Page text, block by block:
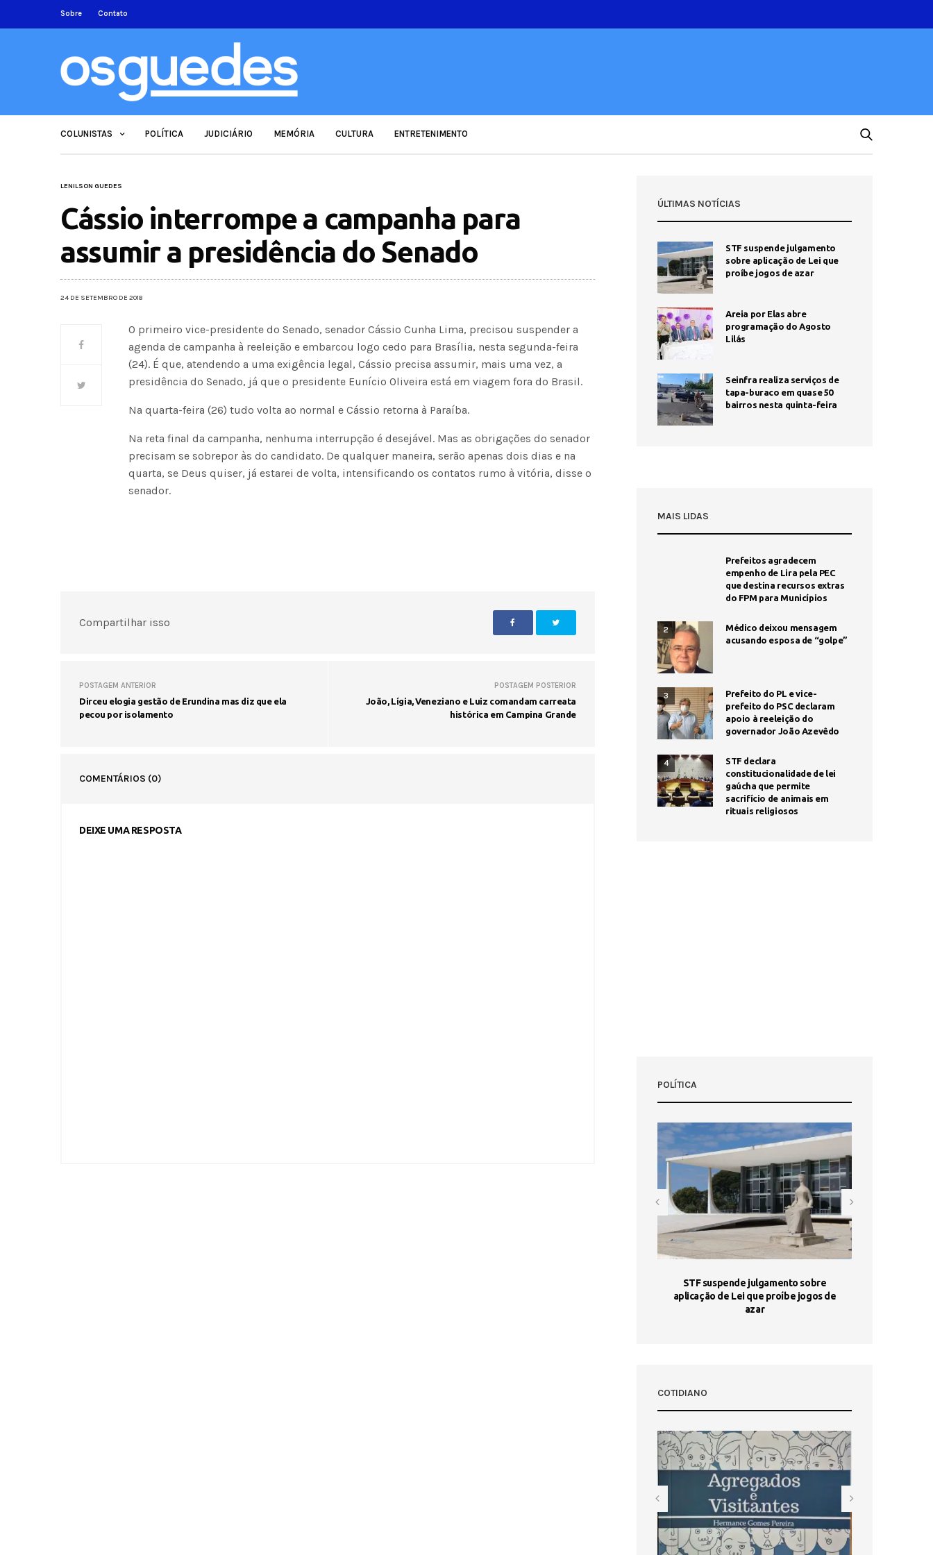
Sobre Contato
COLUNISTAS POLÍTICA JUDICIÁRIO MEMÓRIA CULTURA ENTRETENIMENTO
LENILSON GUEDES
Cássio interrompe a campanha para
assumir a presidência do Senado
24 DE SETEMBRO DE 2018
O primeiro vice-presidente do Senado, senador Cássio Cunha Lima, precisou suspender a
agenda de campanha à reeleição e embarcou logo cedo para Brasília, nesta segunda-feira
(24). É que, atendendo a uma exigência legal, Cássio precisa assumir, mais uma vez, a
presidência do Senado, já que o presidente Eunício Oliveira está em viagem fora do Brasil.
Na quarta-feira (26) tudo volta ao normal e Cássio retorna à Paraíba.
Na reta final da campanha, nenhuma interrupção é desejável. Mas as obrigações do senador
precisam se sobrepor às do candidato. De qualquer maneira, serão apenas dois dias e na
quarta, se Deus quiser, já estarei de volta, intensificando os contatos rumo à vitória, disse o
senador.
Compartilhar isso
POSTAGEM ANTERIOR
Dirceu elogia gestão de Erundina mas diz que ela
pecou por isolamento
POSTAGEM POSTERIOR
João, Lígia, Veneziano e Luiz comandam carreata
histórica em Campina Grande
COMENTÁRIOS (0)
DEIXE UMA RESPOSTA
ÚLTIMAS NOTÍCIAS
STF suspende julgamento
sobre aplicação de Lei que
proíbe jogos de azar
Areia por Elas abre
programação do Agosto
Lilás
Seinfra realiza serviços de
tapa-buraco em quase 50
bairros nesta quinta-feira
MAIS LIDAS
Prefeitos agradecem
empenho de Lira pela PEC
que destina recursos extras
do FPM para Municípios
2
Médico deixou mensagem
acusando esposa de “golpe”
3
Prefeito do PL e vice-
prefeito do PSC declaram
apoio à reeleição do
governador João Azevêdo
4
STF declara
constitucionalidade de lei
gaúcha que permite
sacrifício de animais em
rituais religiosos
POLÍTICA
STF suspende julgamento sobre
aplicação de Lei que proíbe jogos de
azar
COTIDIANO